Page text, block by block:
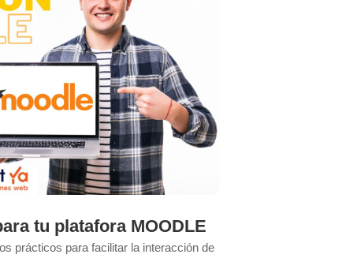
tu platafora MOODLE
prácticos para facilitar la interacción de